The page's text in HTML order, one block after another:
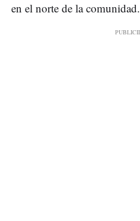
en el norte de la comunidad.